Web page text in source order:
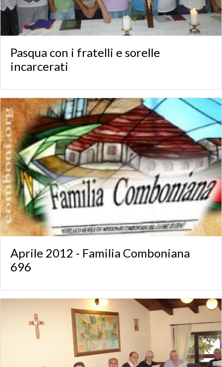
Pasqua con i fratelli e sorelle
incarcerati
Aprile 2012 - Familia Comboniana
696